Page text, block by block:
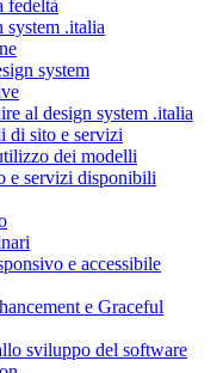
fedeltà
system .italia
system
al design system .italia
di sito e servizi
dei modelli
e servizi disponibili
e accessibile
e Graceful
sviluppo del software